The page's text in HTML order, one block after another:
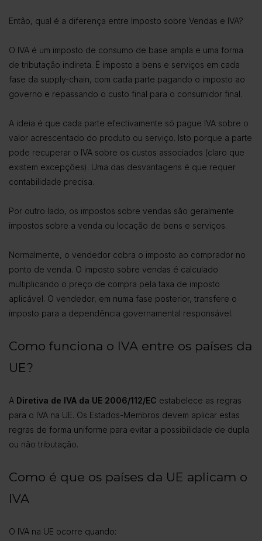
Então, qual é a diferença entre Imposto sobre Vendas e IVA?
O IVA é um imposto de consumo de base ampla e uma forma
de tributação indireta. É imposto a bens e serviços em cada
fase da supply-chain, com cada parte pagando o imposto ao
governo e repassando o custo final para o consumidor final.
A ideia é que cada parte efectivamente só pague IVA sobre o
valor acrescentado do produto ou serviço. Isto porque a parte
pode recuperar o IVA sobre os custos associados (claro que
existem excepções). Uma das desvantagens é que requer
contabilidade precisa.
Por outro lado, os impostos sobre vendas são geralmente
impostos sobre a venda ou locação de bens e serviços.
Normalmente, o vendedor cobra o imposto ao comprador no
ponto de venda. O imposto sobre vendas é calculado
multiplicando o preço de compra pela taxa de imposto
aplicável. O vendedor, em numa fase posterior, transfere o
imposto para a dependência governamental responsável.
Como funciona o IVA entre os países da
UE?
A Diretiva de IVA da UE 2006/112/EC estabelece as regras
para o IVA na UE. Os Estados-Membros devem aplicar estas
regras de forma uniforme para evitar a possibilidade de dupla
ou não tributação.
Como é que os países da UE aplicam o
IVA
O IVA na UE ocorre quando: